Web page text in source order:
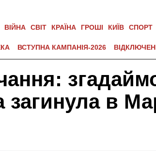
ВІЙНА СВІТ КРАЇНА ГРОШІ КИЇВ СПОРТ
ВСТУПНА КАМПАНІЯ-2026
в